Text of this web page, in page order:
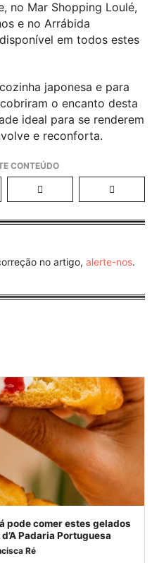
no Mar Shopping Loulé,
e no Arrábida
em todos estes
japonesa e para
o encanto desta
ideal para se renderem
e reconforta.
no artigo, alerte-nos.
pode comer estes gelados
Padaria Portuguesa
Ré